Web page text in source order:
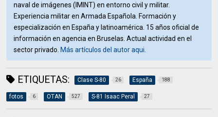
naval de imágenes (IMINT) en entorno civil y militar.
Experiencia militar en Armada Española. Formación y
especialización en España y latinoamérica. 15 años oficial de
información en agencia en Bruselas. Actual actividad en el
sector privado. Más artículos del autor aqui.
ETIQUETAS: Clase S-80 26 España 188
fotos 6 OTAN 527 S-81 Isaac Peral 27